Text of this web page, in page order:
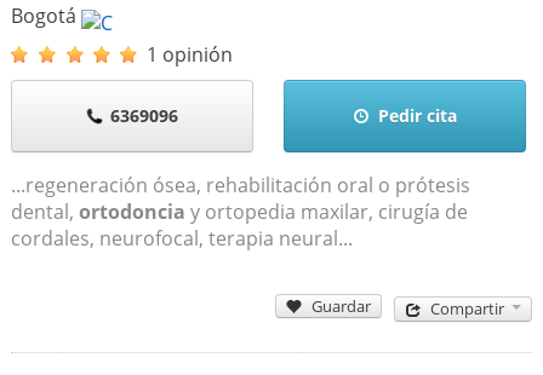
Bogotá
1 opinión
6369096 Pedir cita
...regeneración ósea, rehabilitación oral o prótesis
dental, ortodoncia y ortopedia maxilar, cirugía de
cordales, neurofocal, terapia neural...
Guardar Compartir